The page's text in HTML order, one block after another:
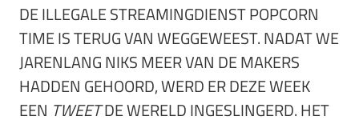
DE ILLEGALE STREAMINGDIENST POPCORN
TIME IS TERUG VAN WEGGEWEEST. NADAT WE
JARENLANG NIKS MEER VAN DE MAKERS
HADDEN GEHOORD, WERD ER DEZE WEEK
EEN TWEETDE WERELD INGESLINGERD. HET